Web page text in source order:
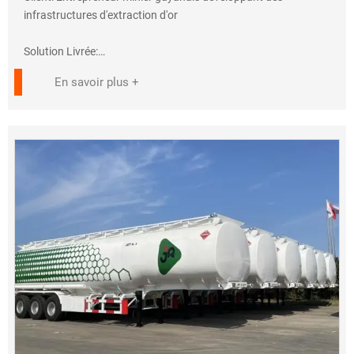
"Les performances des grues correspondaient parfaitement
notre équipe aux normes ISO."
???? +86-138 6414 9117
???? admin@sinotrukwk.com
infrastructures d'extraction d'or
Solution Livrée:
• Moteurs 371HP Euro III (tropicalisés)
Adaptations Clés:
✓ Châssis renforcé pour charges utiles de 35 tonnes
✓ Filtration d'air améliorée (conditions de forêt amazonienne)
✓ Configuration conduite à droite
Résultats de Performance:
✓ 95% de disponibilité la première année
✓ 22% de consommation de carburant en moins que les
concurrents CAT
✓ 3,500+ heures de fonctionnement sans réparations
majeures
En savoir plus +